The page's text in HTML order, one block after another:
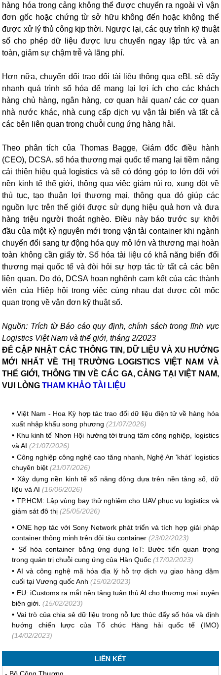
hàng hóa trong cảng không thể được chuyển ra ngoài vì vận
đơn gốc hoặc chứng từ sở hữu không đến hoặc không thể
được xử lý thủ công kịp thời. Ngược lại, các quy trình kỹ thuật
số cho phép dữ liệu được lưu chuyển ngay lập tức và an
toàn, giảm sự chậm trễ và lãng phí.
Hơn nữa, chuyển đổi trao đổi tài liệu thông qua eBL sẽ đẩy
nhanh quá trình số hóa để mang lại lợi ích cho các khách
hàng chủ hàng, ngân hàng, cơ quan hải quan/ các cơ quan
nhà nước khác, nhà cung cấp dịch vụ vận tải biển và tất cả
các bên liên quan trong chuỗi cung ứng hàng hải.
Theo phân tích của Thomas Bagge, Giám đốc điều hành
(CEO), DCSA. số hóa thương mại quốc tế mang lại tiềm năng
cải thiện hiệu quả logistics và sẽ có đóng góp to lớn đối với
nền kinh tế thế giới, thông qua việc giảm rủi ro, xung đột về
thủ tục, tạo thuận lợi thương mại, thông qua đó giúp các
nguồn lực trên thế giới được sử dụng hiệu quả hơn và đưa
hàng triệu người thoát nghèo. Điều này báo trước sự khởi
đầu của một kỷ nguyên mới trong vận tải container khi ngành
chuyển đổi sang tự động hóa quy mô lớn và thương mại hoàn
toàn không cần giấy tờ. Số hóa tài liệu có khả năng biến đổi
thương mại quốc tế và đòi hỏi sự hợp tác từ tất cả các bên
liên quan. Do đó, DCSA hoan nghênh cam kết của các thành
viên của Hiệp hội trong việc cùng nhau đạt được cột mốc
quan trọng về vận đơn kỹ thuật số.
Nguồn: Trích từ Báo cáo quy định, chính sách trong lĩnh vực
Logistics Việt Nam và thế giới, tháng 2/2023
ĐỂ CẬP NHẬT CÁC THÔNG TIN, DỮ LIỆU VÀ XU HƯỚNG
MỚI NHẤT VỀ THỊ TRƯỜNG LOGISTICS VIỆT NAM VÀ
THẾ GIỚI, THÔNG TIN VỀ CÁC GA, CẢNG TẠI VIỆT NAM,
VUI LÒNGTHAM KHẢO TÀI LIỆU
•Việt Nam - Hoa Kỳ hợp tác trao đổi dữ liệu điện tử về hàng hóa
xuất nhập khẩu song phương (21/07/2026)
• Khu kinh tế Nhơn Hội hướng tới trung tâm công nghiệp, logistics
và AI (21/07/2026)
• Công nghiệp công nghệ cao tăng nhanh, Nghệ An 'khát' logistics
chuyên biệt (21/07/2026)
•Xây dựng nền kinh tế số năng động dựa trên nền tảng số, dữ
liệu và AI (16/06/2026)
• TP.HCM: Lập vùng bay thử nghiệm cho UAV phục vụ logistics và
giám sát đô thị (25/05/2026)
•ONE hợp tác với Sony Network phát triển và tích hợp giải pháp
container thông minh trên đội tàu container (23/02/2023)
• Số hóa container bằng ứng dụng IoT: Bước tiến quan trọng
trong quản trị chuỗi cung ứng của Hàn Quốc (17/02/2023)
•AI và công nghệ mã hóa địa lý hỗ trợ dịch vụ giao hàng dặm
cuối tại Vương quốc Anh (15/02/2023)
• EU: iCustoms ra mắt nền tảng tuân thủ AI cho thương mại xuyên
biên giới. (15/02/2023)
•Vai trò của chia sẻ dữ liệu trong nỗ lực thúc đẩy số hóa và định
hướng chiến lược của Tổ chức Hàng hải quốc tế (IMO)
(14/02/2023)
LIÊN KẾT